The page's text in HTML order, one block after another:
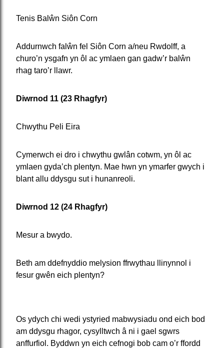
Tenis Balŵn Siôn Corn
Addurnwch falŵn fel Siôn Corn a/neu Rwdolff, a
churo’n ysgafn yn ôl ac ymlaen gan gadw’r balŵn
rhag taro’r llawr.
Diwrnod 11 (23 Rhagfyr)
Chwythu Peli Eira
Cymerwch ei dro i chwythu gwlân cotwm, yn ôl ac
ymlaen gyda’ch plentyn. Mae hwn yn ymarfer gwych i
blant allu ddysgu sut i hunanreoli.
Diwrnod 12 (24 Rhagfyr)
Mesur a bwydo.
Beth am ddefnyddio melysion ffrwythau llinynnol i
fesur gwên eich plentyn?
Os ydych chi wedi ystyried mabwysiadu ond eich bod
am ddysgu rhagor, cysylltwch â ni i gael sgwrs
anffurfiol. Byddwn yn eich cefnogi bob cam o’r ffordd